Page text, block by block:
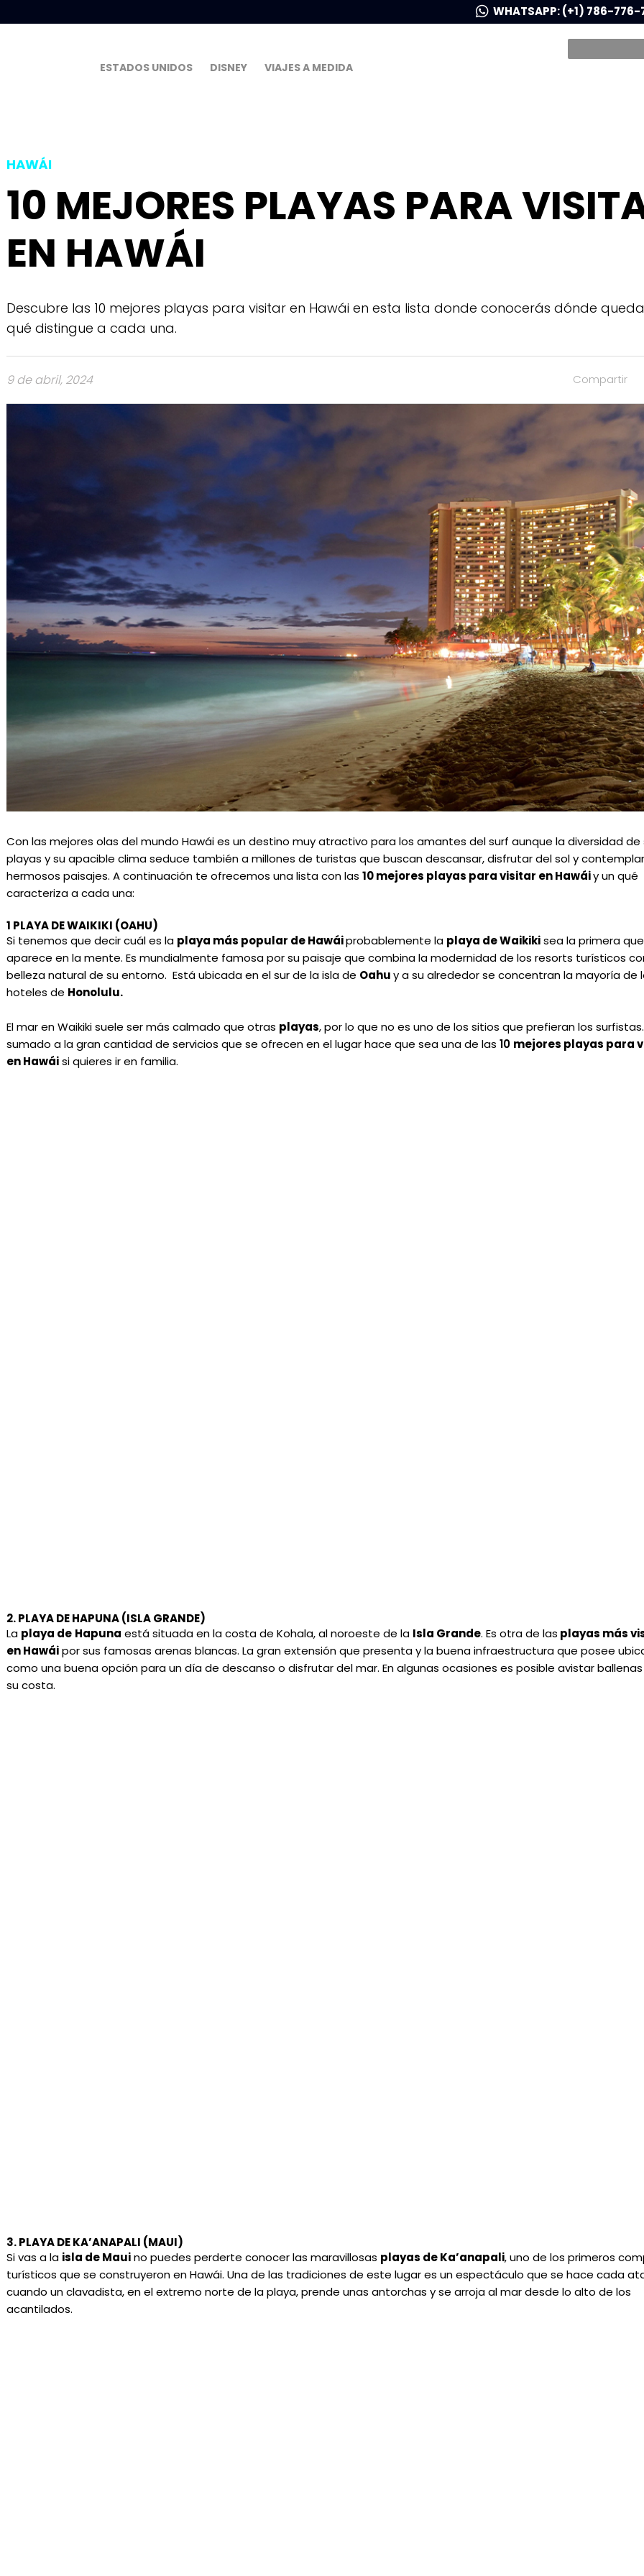
WHATSAPP: (+1) 786-776-
ESTADOS UNIDOS DISNEY VIAJES A MEDIDA
HAWÁI
10 MEJORES PLAYAS PARA
EN HAWÁI
Descubre las 10 mejores playas para visitar en Hawái en esta lista donde conocerás dónde
qué distingue a cada una.
9 de abril, 2024 Compartir
Con las mejores olas del mundo Hawái es un destino muy atractivo para los amantes del surf aunque la diversidad de
playas y su apacible clima seduce también a millones de turistas que buscan descansar, disfrutar del sol y contemplar
hermosos paisajes. A continuación te ofrecemos una lista con las 10 mejores playas para visitar en Hawáiy un qué
caracteriza a cada una:
1 PLAYA DE WAIKIKI (OAHU)
Si tenemos que decir cuál es la playa más popular de Hawáiprobablemente la playa de Waikikisea la primera
aparece en la mente. Es mundialmente famosa por su paisaje que combina la modernidad de los resorts turísticos
belleza natural de su entorno. Está ubicada en el sur de la isla de Oahuy a su alrededor se concentran la mayoría de
hoteles de Honolulu.
El mar en Waikiki suele ser más calmado que otras playas, por lo que no es uno de los sitios que prefieran los
sumado a la gran cantidad de servicios que se ofrecen en el lugar hace que sea una de las 10 mejores playas para
en Hawáisi quieres ir en familia.
2. PLAYA DE HAPUNA (ISLA GRANDE)
La playa de Hapuna está situada en la costa de Kohala, al noroeste de la Isla Grande. Es otra de las playas más
en Hawáipor sus famosas arenas blancas. La gran extensión que presenta y la buena infraestructura que posee
como una buena opción para un día de descanso o disfrutar del mar. En algunas ocasiones es posible avistar
su costa.
3. PLAYA DE KA’ANAPALI (MAUI)
Si vas a la isla de Maui no puedes perderte conocer las maravillosas playas de Ka’anapali, uno de los primeros
turísticos que se construyeron en Hawái. Una de las tradiciones de este lugar es un espectáculo que se hace cada
cuando un clavadista, en el extremo norte de la playa, prende unas antorchas y se arroja al mar desde lo alto de los
acantilados.